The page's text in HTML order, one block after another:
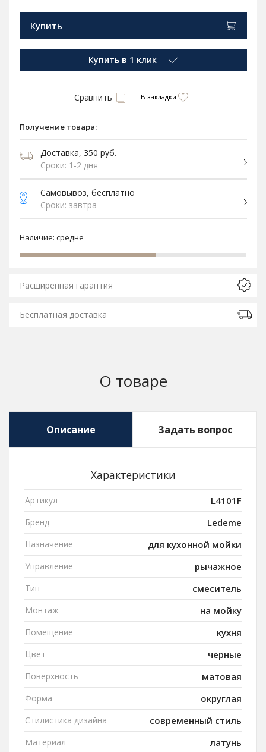
Купить
Купить в 1 клик
Сравнить В закладки
Получение товара:
Доставка, 350 руб.
Сроки: 1-2 дня
Самовывоз, бесплатно
Сроки: завтра
Наличие: средне
Расширенная гарантия
Бесплатная доставка
О товаре
Описание Задать вопрос
Характеристики
Артикул L4101F
Бренд Ledeme
Назначение для кухонной мойки
Управление рычажное
Тип смеситель
Монтаж на мойку
Помещение кухня
Цвет черные
Поверхность матовая
Форма округлая
Стилистика дизайна современный стиль
Материал латунь